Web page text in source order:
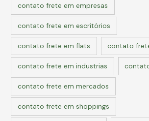
contato frete em empresas
contato frete em escritórios
contato frete em flats contato
contato frete em industrias
contato frete em mercados
contato frete em shoppings